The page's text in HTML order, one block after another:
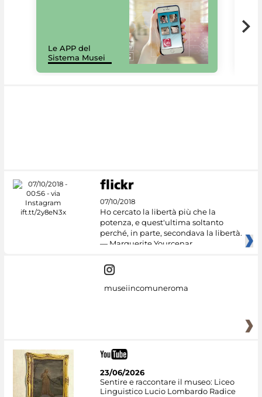
Le APP del
Sistema Musei
07/10/2018
Ho cercato la libertà più che la
potenza, e quest'ultima soltanto
perché, in parte, secondava la libertà.
— Marguerite Yourcenar
museiincomuneroma
23/06/2026
Sentire e raccontare il museo: Liceo
Linguistico Lucio Lombardo Radice